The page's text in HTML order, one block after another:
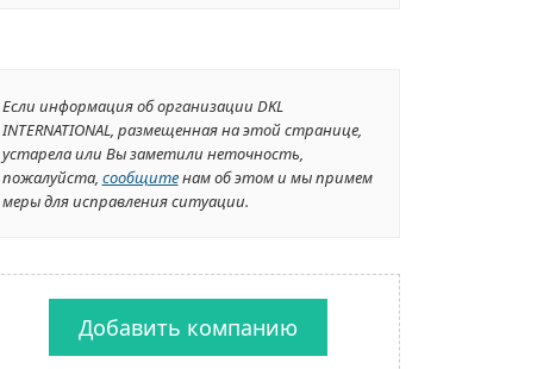
Если информация об организации DKL
INTERNATIONAL, размещенная на этой странице,
устарела или Вы заметили неточность,
пожалуйста, сообщитенам об этом и мы примем
меры для исправления ситуации.
Добавить компанию